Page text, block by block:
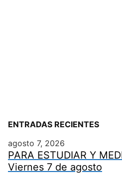
ENTRADAS RECIENTES
agosto 7, 2026
PARA ESTUDIAR Y
Viernes 7 de agosto